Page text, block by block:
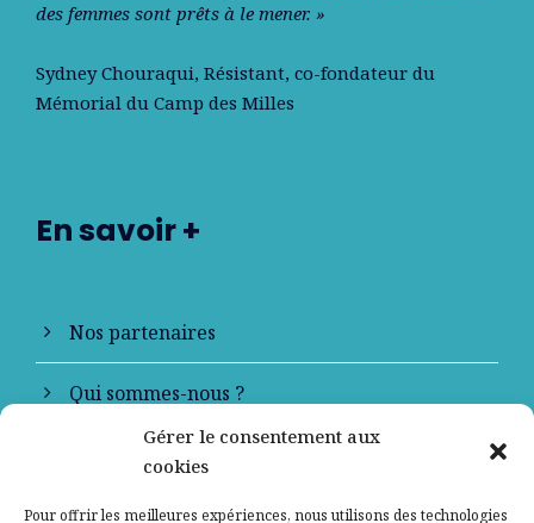
Gérer le consentement aux
cookies
Pour offrir les meilleures expériences, nous utilisons des technologies
des femmes sont prêts à le mener. »
Sydney Chouraqui, Résistant, co-fondateur du
Mémorial du Camp des Milles
En savoir +
Nos partenaires
Qui sommes-nous ?
Contactez-nous
Mentions légales